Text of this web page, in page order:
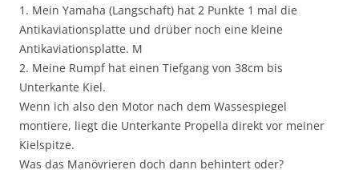
1. Mein Yamaha (Langschaft) hat 2 Punkte 1 mal die
Antikaviationsplatte und drüber noch eine kleine
Antikaviationsplatte. M
2. Meine Rumpf hat einen Tiefgang von 38cm bis
Unterkante Kiel.
Wenn ich also den Motor nach dem Wassespiegel
montiere, liegt die Unterkante Propella direkt vor meiner
Kielspitze.
Was das Manövrieren doch dann behintert oder?